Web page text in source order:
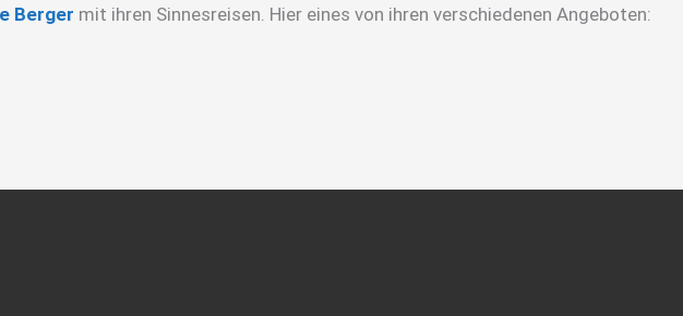
Berger mit ihren Sinnesreisen. Hier eines von ihren verschiedenen Angeboten: